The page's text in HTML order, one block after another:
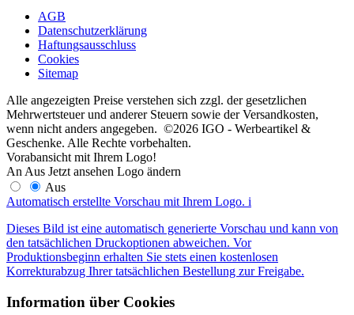
AGB
Datenschutzerklärung
Haftungsausschluss
Cookies
Sitemap
Alle angezeigten Preise verstehen sich zzgl. der gesetzlichen
Mehrwertsteuer und anderer Steuern sowie der Versandkosten,
wenn nicht anders angegeben. ©2026 IGO - Werbeartikel &
Geschenke. Alle Rechte vorbehalten.
Vorabansicht mit Ihrem Logo!
An Aus Jetzt ansehen Logo ändern
Aus
Automatisch erstellte Vorschau mit Ihrem Logo. i
Dieses Bild ist eine automatisch generierte Vorschau und kann von
den tatsächlichen Druckoptionen abweichen. Vor
Produktionsbeginn erhalten Sie stets einen kostenlosen
Korrekturabzug Ihrer tatsächlichen Bestellung zur Freigabe.
Information über Cookies